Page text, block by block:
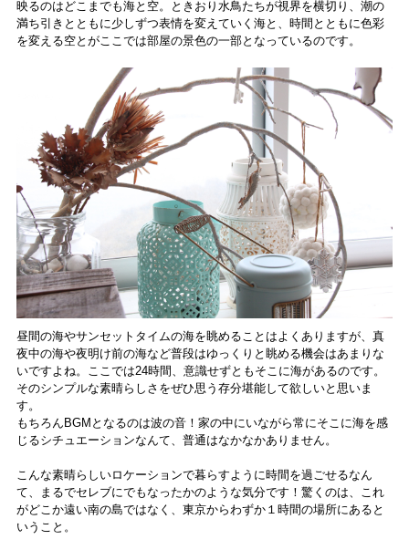
映るのはどこまでも海と空。ときおり水鳥たちが視界を横切り、潮の
満ち引きとともに少しずつ表情を変えていく海と、時間とともに色彩
を変える空とがここでは部屋の景色の一部となっているのです。
昼間の海やサンセットタイムの海を眺めることはよくありますが、真
夜中の海や夜明け前の海など普段はゆっくりと眺める機会はあまりな
いですよね。ここでは24時間、意識せずともそこに海があるのです。
そのシンプルな素晴らしさをぜひ思う存分堪能して欲しいと思いま
す。
もちろんBGMとなるのは波の音！家の中にいながら常にそこに海を感
じるシチュエーションなんて、普通はなかなかありません。
こんな素晴らしいロケーションで暮らすように時間を過ごせるなん
て、まるでセレブにでもなったかのような気分です！驚くのは、これ
がどこか遠い南の島ではなく、東京からわずか１時間の場所にあると
いうこと。